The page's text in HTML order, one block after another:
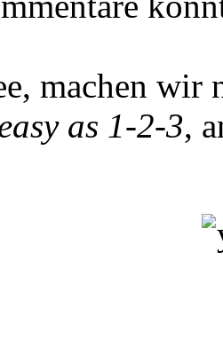
machen wir
as 1-2-3,